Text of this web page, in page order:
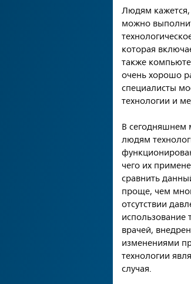
Людям
можно
которая
также
очень хорошо
специалисты
технологии и
В
людям
чего их
сравнить
проще, чем
отсутствии
использование
врачей,
изменениями
технологии
случая.